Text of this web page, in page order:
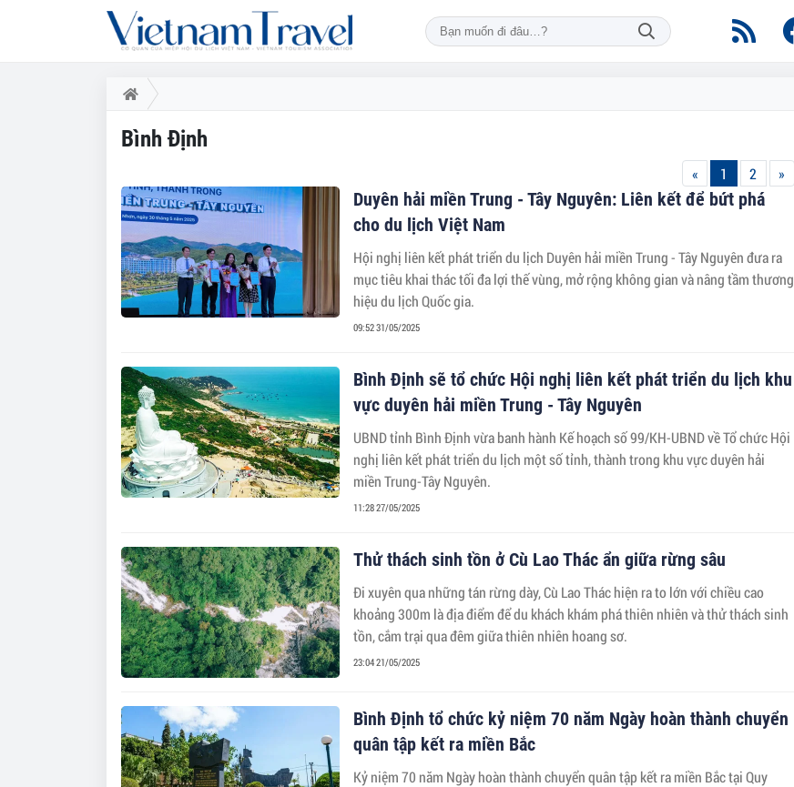
Bình Định
« 1 2 »
Duyên hải miền Trung - Tây Nguyên: Liên kết để bứt phá
cho du lịch Việt Nam
Hội nghị liên kết phát triển du lịch Duyên hải miền Trung - Tây Nguyên đưa ra
mục tiêu khai thác tối đa lợi thế vùng, mở rộng không gian và nâng tầm thương
hiệu du lịch Quốc gia.
09:52 31/05/2025
Bình Định sẽ tổ chức Hội nghị liên kết phát triển du lịch khu
vực duyên hải miền Trung - Tây Nguyên
UBND tỉnh Bình Định vừa banh hành Kế hoạch số 99/KH-UBND về Tổ chức Hội
nghị liên kết phát triển du lịch một số tỉnh, thành trong khu vực duyên hải
miền Trung-Tây Nguyên.
11:28 27/05/2025
Thử thách sinh tồn ở Cù Lao Thác ẩn giữa rừng sâu
Đi xuyên qua những tán rừng dày, Cù Lao Thác hiện ra to lớn với chiều cao
khoảng 300m là địa điểm để du khách khám phá thiên nhiên và thử thách sinh
tồn, cắm trại qua đêm giữa thiên nhiên hoang sơ.
23:04 21/05/2025
Bình Định tổ chức kỷ niệm 70 năm Ngày hoàn thành chuyển
quân tập kết ra miền Bắc
Kỷ niệm 70 năm Ngày hoàn thành chuyển quân tập kết ra miền Bắc tại Quy